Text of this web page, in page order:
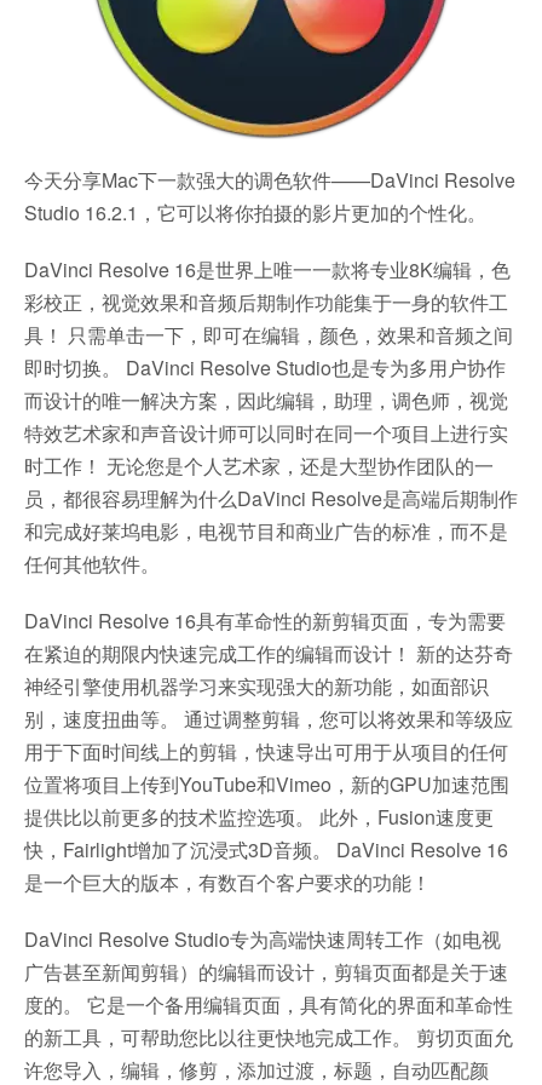
今天分享Mac下一款强大的调色软件——DaVinci Resolve
Studio 16.2.1，它可以将你拍摄的影片更加的个性化。
DaVinci Resolve 16是世界上唯一一款将专业8K编辑，色
彩校正，视觉效果和音频后期制作功能集于一身的软件工
具！ 只需单击一下，即可在编辑，颜色，效果和音频之间
即时切换。 DaVinci Resolve Studio也是专为多用户协作
而设计的唯一解决方案，因此编辑，助理，调色师，视觉
特效艺术家和声音设计师可以同时在同一个项目上进行实
时工作！ 无论您是个人艺术家，还是大型协作团队的一
员，都很容易理解为什么DaVinci Resolve是高端后期制作
和完成好莱坞电影，电视节目和商业广告的标准，而不是
任何其他软件。
DaVinci Resolve 16具有革命性的新剪辑页面，专为需要
在紧迫的期限内快速完成工作的编辑而设计！ 新的达芬奇
神经引擎使用机器学习来实现强大的新功能，如面部识
别，速度扭曲等。 通过调整剪辑，您可以将效果和等级应
用于下面时间线上的剪辑，快速导出可用于从项目的任何
位置将项目上传到YouTube和Vimeo，新的GPU加速范围
提供比以前更多的技术监控选项。 此外，Fusion速度更
快，Fairlight增加了沉浸式3D音频。 DaVinci Resolve 16
是一个巨大的版本，有数百个客户要求的功能！
DaVinci Resolve Studio专为高端快速周转工作（如电视
广告甚至新闻剪辑）的编辑而设计，剪辑页面都是关于速
度的。 它是一个备用编辑页面，具有简化的界面和革命性
的新工具，可帮助您比以往更快地完成工作。 剪切页面允
许您导入，编辑，修剪，添加过渡，标题，自动匹配颜